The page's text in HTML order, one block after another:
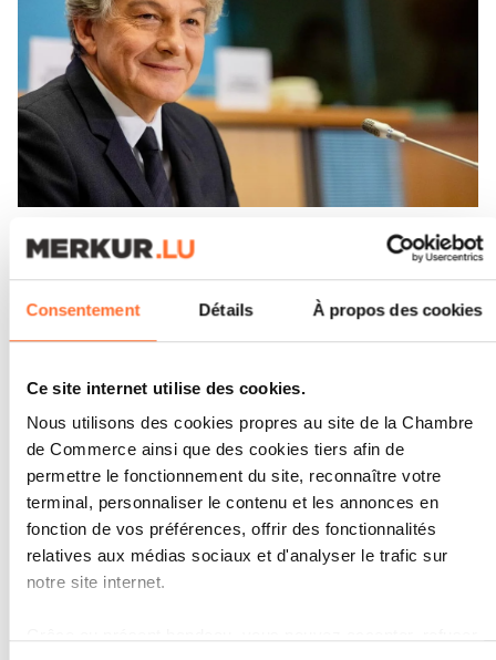
Consentement Détails À propos des cookies
Ce site internet utilise des cookies.
Nous utilisons des cookies propres au site de la Chambre
de Commerce ainsi que des cookies tiers afin de
permettre le fonctionnement du site, reconnaître votre
terminal, personnaliser le contenu et les annonces en
fonction de vos préférences, offrir des fonctionnalités
relatives aux médias sociaux et d'analyser le trafic sur
notre site internet.
THE ECONOMY
THIERRY BRETON : « NOUS
»